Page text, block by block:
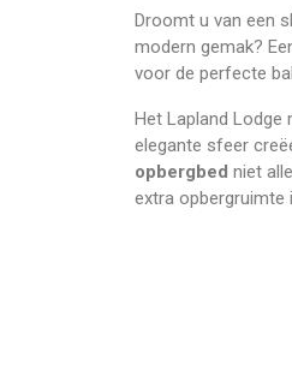
Droomt u van een
modern gemak?
voor de perfecte
Het Lapland
elegante sfeer
opbergbed niet
extra opbergruimte